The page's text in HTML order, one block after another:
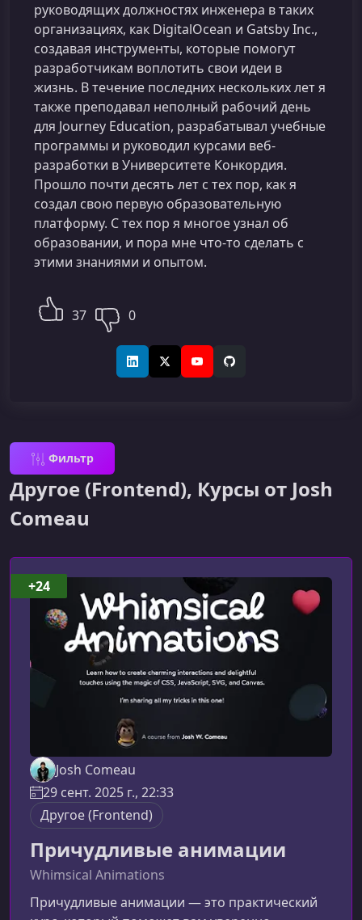
руководящих должностях инженера в таких
организациях, как DigitalOcean и Gatsby Inc.,
создавая инструменты, которые помогут
разработчикам воплотить свои идеи в
жизнь. В течение последних нескольких лет я
также преподавал неполный рабочий день
для Journey Education, разрабатывал учебные
программы и руководил курсами веб-
разработки в Университете Конкордия.
Прошло почти десять лет с тех пор, как я
создал свою первую образовательную
платформу. С тех пор я многое узнал об
образовании, и пора мне что-то сделать с
этими знаниями и опытом.
37 0
LinkedInX (Twitter)YouTubeGitHub
Фильтр
Другое (Frontend), Курсы от Josh
Comeau
Josh Comeau
29 сент. 2025 г., 22:33
Другое (Frontend)
Причудливые анимации
Whimsical Animations
Причудливые анимации — это практический
+24